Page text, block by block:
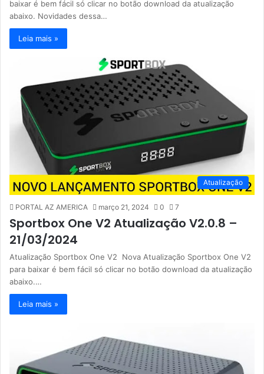
baixar é bem fácil só clicar no botão download da atualização
abaixo. Novidades dessa…
Leia mais »
Atualização
PORTAL AZ AMERICA março 21, 2024 0 7
Sportbox One V2 Atualização V2.0.8 –
21/03/2024
Atualização Sportbox One V2 Nova Atualização Sportbox One V2
para baixar é bem fácil só clicar no botão download da atualização
abaixo.…
Leia mais »